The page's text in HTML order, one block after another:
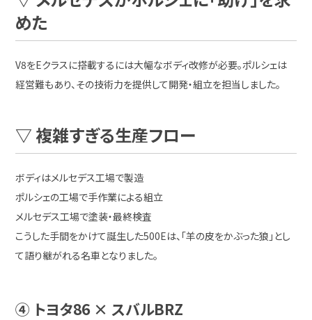
めた
V8をEクラスに搭載するには大幅なボディ改修が必要。ポルシェは
経営難もあり、その技術力を提供して開発・組立を担当しました。
▽ 複雑すぎる生産フロー
ボディはメルセデス工場で製造
ポルシェの工場で手作業による組立
メルセデス工場で塗装・最終検査
こうした手間をかけて誕生した500Eは、「羊の皮をかぶった狼」とし
て語り継がれる名車となりました。
④ トヨタ86 × スバルBRZ